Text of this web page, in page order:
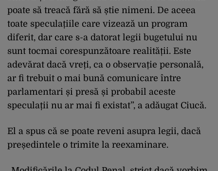
poate să treacă fără să știe nimeni. De aceea
toate speculațiile care vizează un program
diferit, dar care s-a datorat legii bugetului nu
sunt tocmai corespunzătoare realității. Este
adevărat dacă vreți, ca o observație personală,
ar fi trebuit o mai bună comunicare între
parlamentari și presă și probabil aceste
speculații nu ar mai fi existat”, a adăugat Ciucă.
El a spus că se poate reveni asupra legii, dacă
președintele o trimite la reexaminare.